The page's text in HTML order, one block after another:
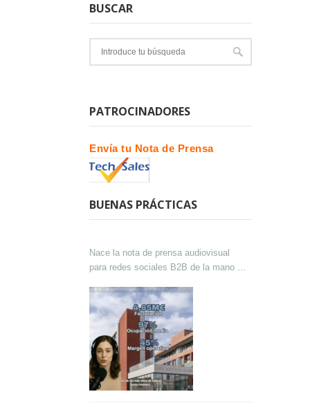
BUSCAR
PATROCINADORES
Envía tu Nota de Prensa
BUENAS PRÁCTICAS
Nace la nota de prensa audiovisual
para redes sociales B2B de la mano de